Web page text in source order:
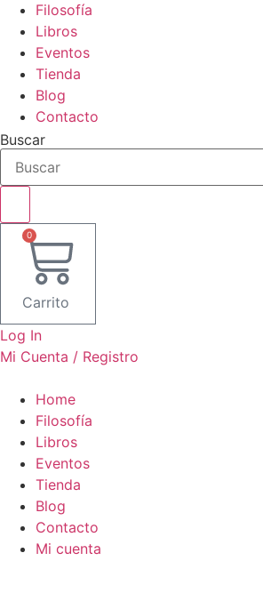
Filosofía
Libros
Eventos
Tienda
Blog
Contacto
Buscar
0
Carrito
Log In
Mi Cuenta / Registro
Home
Filosofía
Libros
Eventos
Tienda
Blog
Contacto
Mi cuenta